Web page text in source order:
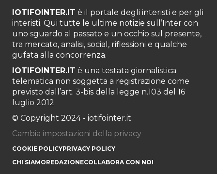
IOTIFOINTER.IT è il portale degli interisti e per gli
interisti. Qui tutte le ultime notizie sull’Inter con
uno sguardo al passato e un occhio sul presente,
tra mercato, analisi, social, riflessioni e qualche
gufata alla concorrenza.
IOTIFOINTER.IT è una testata giornalistica
telematica non soggetta a registrazione come
previsto dall’art. 3-bis della legge n.103 del 16
luglio 2012
© Copyright 2024 - iotifointer.it
Cambia impostazioni della privacy
COOKIE POLICYPRIVACY POLICY
CHI SIAMOREDAZIONECOLLABORA CON NOI